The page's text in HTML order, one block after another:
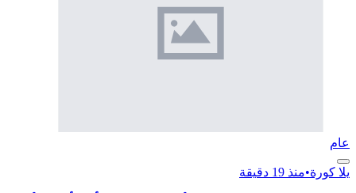
عام
يلا كورة•منذ 19 دقيقة